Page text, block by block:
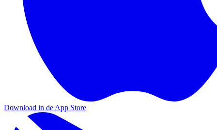
Download in de App Store